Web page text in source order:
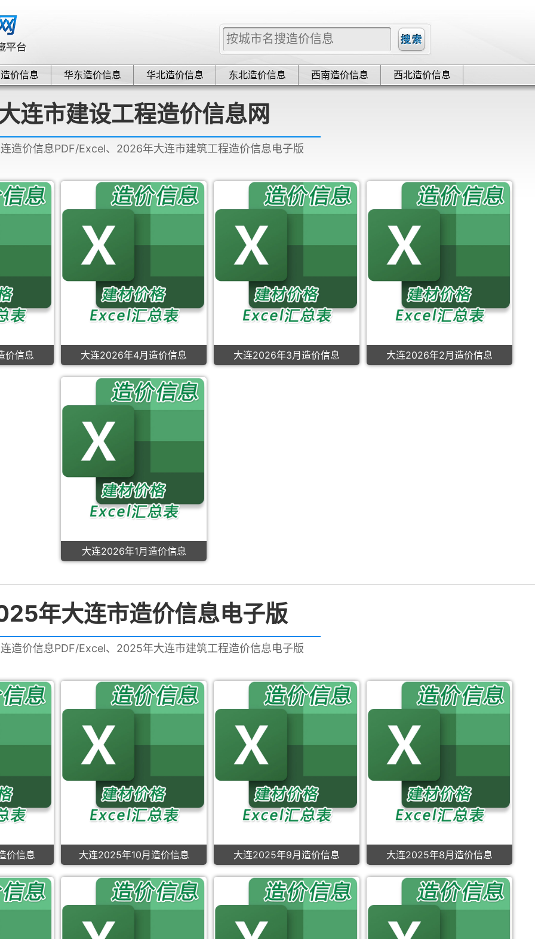
价信息 华东造价信息 华北造价信息 东北造价信息 西南造价信息 西北造价信息
连市建设工程造价信息网
造价信息PDF/Excel、2026年大连市建筑工程造价信息电子版
价信息 大连2026年4月造价信息 大连2026年3月造价信息 大连2026年2月造价信息
大连2026年1月造价信息
年大连市造价信息电子版
造价信息PDF/Excel、2025年大连市建筑工程造价信息电子版
价信息 大连2025年10月造价信息 大连2025年9月造价信息 大连2025年8月造价信息